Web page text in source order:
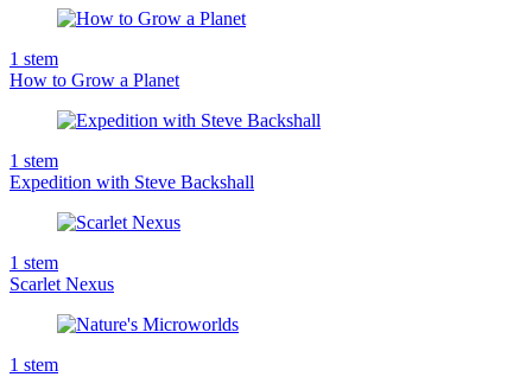
1 stem
How to Grow a Planet
1 stem
Expedition with Steve Backshall
1 stem
Scarlet Nexus
1 stem